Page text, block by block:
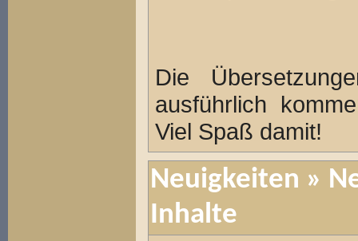
Die
ausführlich
Viel Spaß damit!
Neuigkeiten »
Inhalte